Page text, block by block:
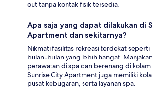
out tanpa kontak fisik tersedia.
Apa saja yang dapat dilakukan di
Apartment dan sekitarnya?
Nikmati fasilitas rekreasi terdekat
bulan-bulan yang lebih hangat.
perawatan di spa dan berenang di
Sunrise City Apartment juga memiliki
pusat kebugaran, serta layanan spa.